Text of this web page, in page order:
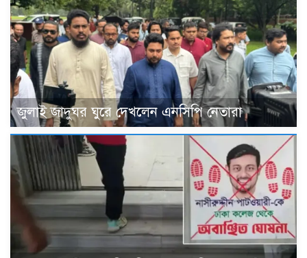
জুলাই জাদুঘর ঘুরে দেখলেন এনসিপি নেতারা